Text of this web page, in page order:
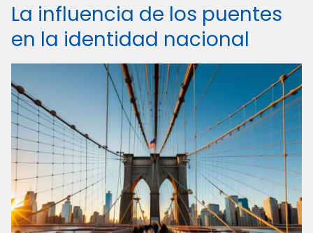
La influencia de los puentes
en la identidad nacional